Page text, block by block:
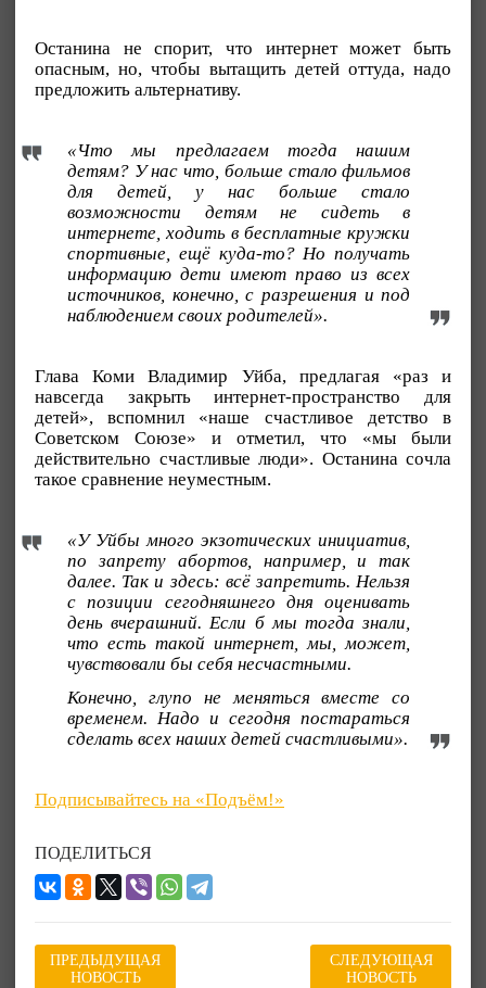
Останина не спорит, что интернет может быть
опасным, но, чтобы вытащить детей оттуда, надо
предложить альтернативу.
«Что мы предлагаем тогда нашим
детям? У нас что, больше стало фильмов
для детей, у нас больше стало
возможности детям не сидеть в
интернете, ходить в бесплатные кружки
спортивные, ещё куда-то? Но получать
информацию дети имеют право из всех
источников, конечно, с разрешения и под
наблюдением своих родителей».
Глава Коми Владимир Уйба, предлагая «раз и
навсегда закрыть интернет-пространство для
детей», вспомнил «наше счастливое детство в
Советском Союзе» и отметил, что «мы были
действительно счастливые люди». Останина сочла
такое сравнение неуместным.
«У Уйбы много экзотических инициатив,
по запрету абортов, например, и так
далее. Так и здесь: всё запретить. Нельзя
с позиции сегодняшнего дня оценивать
день вчерашний. Если б мы тогда знали,
что есть такой интернет, мы, может,
чувствовали бы себя несчастными.
Конечно, глупо не меняться вместе со
временем. Надо и сегодня постараться
сделать всех наших детей счастливыми».
Подписывайтесь на «Подъём!»
ПОДЕЛИТЬСЯ
ПРЕДЫДУЩАЯ
НОВОСТЬ
СЛЕДУЮЩАЯ
НОВОСТЬ